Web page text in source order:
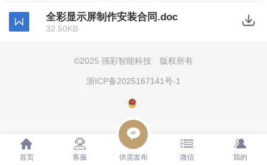
全彩显示屏制作安装合同.doc
32.50KB
©2025 强彩智能科技 版权所有
浙ICP备2025167141号-1
首页 客服 供需发布 微信 我的